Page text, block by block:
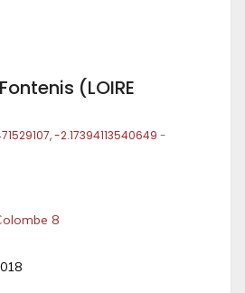
(LOIRE
-2.17394113540649 -
8